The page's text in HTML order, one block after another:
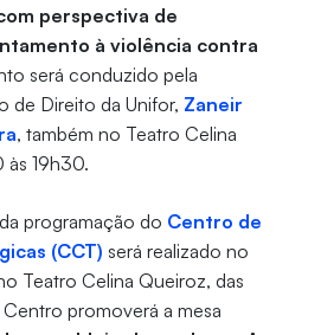
perspectiva de
à violência contra
será conduzido pela
de Direito da Unifor, Zaneir
, também no Teatro Celina
às 19h30.
programação do Centro de
(CCT) será realizado no
Teatro Celina Queiroz, das
promoverá a mesa